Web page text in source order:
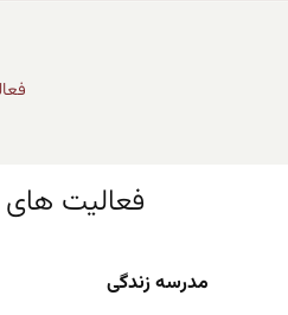
فعالیت
مدرسه زندگی